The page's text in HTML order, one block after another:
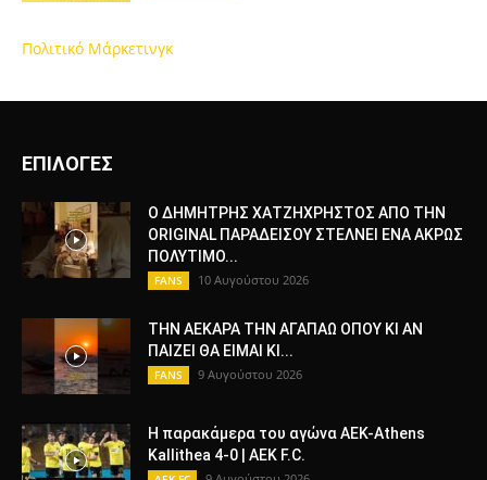
Πολιτικό Μάρκετινγκ
ΕΠΙΛΟΓΕΣ
Ο ΔΗΜΗΤΡΗΣ ΧΑΤΖΗΧΡΗΣΤΟΣ ΑΠΟ ΤΗΝ
ORIGINAL ΠΑΡΑΔΕΙΣΟΥ ΣΤΕΛΝΕΙ ΕΝΑ ΑΚΡΩΣ
ΠΟΛΥΤΙΜΟ...
FANS 10 Αυγούστου 2026
ΤΗΝ ΑΕΚΑΡΑ ΤΗΝ ΑΓΑΠΑΩ ΟΠΟΥ ΚΙ ΑΝ
ΠΑΙΖΕΙ ΘΑ ΕΙΜΑΙ ΚΙ...
FANS 9 Αυγούστου 2026
Η παρακάμερα του αγώνα ΑΕΚ-Athens
Kallithea 4-0 | AEK F.C.